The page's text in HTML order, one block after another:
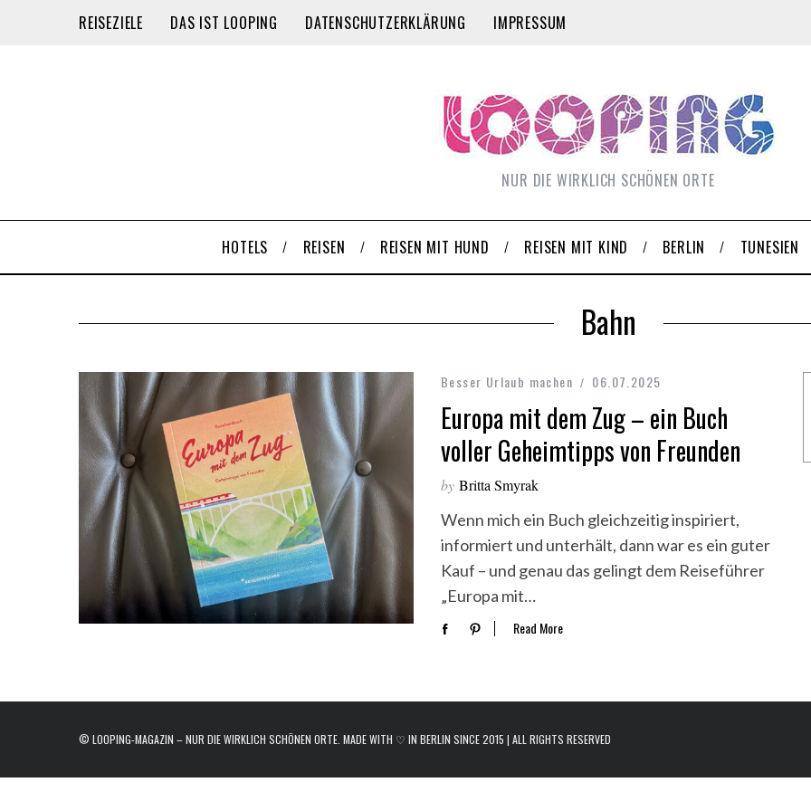
REISEZIELE DAS IST LOOPING DATENSCHUTZERKLÄRUNG IMPRESSUM
NUR DIE WIRKLICH SCHÖNEN ORTE
HOTELS REISEN REISEN MIT HUND REISEN MIT KIND BERLIN TUNESIEN
Bahn
Besser Urlaub machen 06.07.2025
Europa mit dem Zug – ein Buch
voller Geheimtipps von Freunden
by Britta Smyrak
Wenn mich ein Buch gleichzeitig inspiriert,
informiert und unterhält, dann war es ein guter
Kauf – und genau das gelingt dem Reiseführer
„Europa mit…
Read More
© LOOPING-MAGAZIN – NUR DIE WIRKLICH SCHÖNEN ORTE. MADE WITH ♡ IN BERLIN SINCE 2015 | ALL RIGHTS RESERVED
e
a
r
c
h
f
o